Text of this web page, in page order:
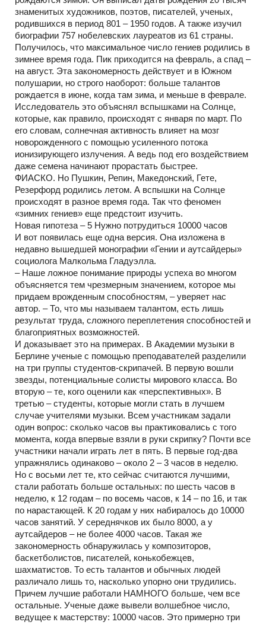
знаменитых художников, поэтов, писателей, ученых,
родившихся в период 801 – 1950 годов. А также изучил
биографии 757 нобелевских лауреатов из 61 страны.
Получилось, что максимальное число гениев родились в
зимнее время года. Пик приходится на февраль, а спад –
на август. Эта закономерность действует и в Южном
полушарии, но строго наоборот: больше талантов
рождается в июне, когда там зима, и меньше в феврале.
Исследователь это объяснял вспышками на Солнце,
которые, как правило, происходят с января по март. По
его словам, солнечная активность влияет на мозг
новорожденного с помощью усиленного потока
ионизирующего излучения. А ведь под его воздействием
даже семена начинают прорастать быстрее.
ФИАСКО. Но Пушкин, Репин, Македонский, Гете,
Резерфорд родились летом. А вспышки на Солнце
происходят в разное время года. Так что феномен
«зимних гениев» еще предстоит изучить.
Новая гипотеза – 5 Нужно потрудиться 10000 часов
И вот появилась еще одна версия. Она изложена в
недавно вышедшей монографии «Гении и аутсайдеры»
социолога Малкольма Гладуэлла.
– Наше ложное понимание природы успеха во многом
объясняется тем чрезмерным значением, которое мы
придаем врожденным способностям, – уверяет нас
автор. – То, что мы называем талантом, есть лишь
результат труда, сложного переплетения способностей и
благоприятных возможностей.
И доказывает это на примерах. В Академии музыки в
Берлине ученые с помощью преподавателей разделили
на три группы студентов-скрипачей. В первую вошли
звезды, потенциальные солисты мирового класса. Во
вторую – те, кого оценили как «перспективных». В
третью – студенты, которые могли стать в лучшем
случае учителями музыки. Всем участникам задали
один вопрос: сколько часов вы практиковались с того
момента, когда впервые взяли в руки скрипку? Почти все
участники начали играть лет в пять. В первые год-два
упражнялись одинаково – около 2 – 3 часов в неделю.
Но с восьми лет те, кто сейчас считаются лучшими,
стали работать больше остальных: по шесть часов в
неделю, к 12 годам – по восемь часов, к 14 – по 16, и так
по нарастающей. К 20 годам у них набиралось до 10000
часов занятий. У середнячков их было 8000, а у
аутсайдеров – не более 4000 часов. Такая же
закономерность обнаружилась у композиторов,
баскетболистов, писателей, конькобежцев,
шахматистов. То есть талантов и обычных людей
различало лишь то, насколько упорно они трудились.
Причем лучшие работали НАМНОГО больше, чем все
остальные. Ученые даже вывели волшебное число,
ведущее к мастерству: 10000 часов. Это примерно три